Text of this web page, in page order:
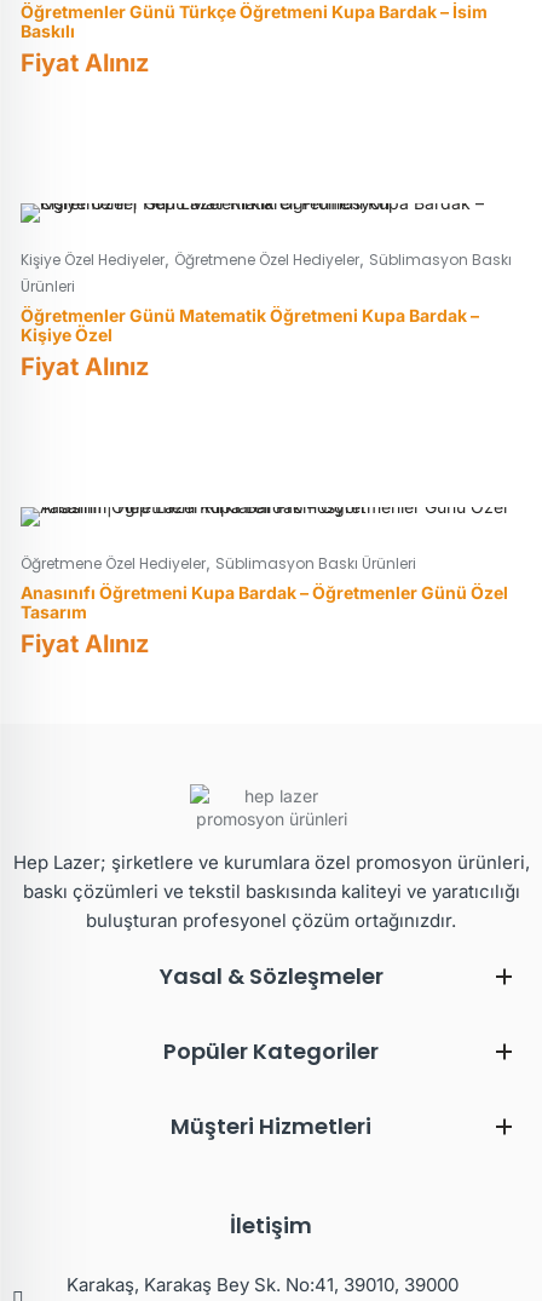
Öğretmenler Günü Türkçe Öğretmeni Kupa Bardak – İsim
Baskılı
Fiyat Alınız
Kişiye Özel Hediyeler, Öğretmene Özel Hediyeler, Süblimasyon Baskı
Ürünleri
Öğretmenler Günü Matematik Öğretmeni Kupa Bardak –
Kişiye Özel
Fiyat Alınız
Öğretmene Özel Hediyeler, Süblimasyon Baskı Ürünleri
Anasınıfı Öğretmeni Kupa Bardak – Öğretmenler Günü Özel
Tasarım
Fiyat Alınız
Hep Lazer; şirketlere ve kurumlara özel promosyon ürünleri,
baskı çözümleri ve tekstil baskısında kaliteyi ve yaratıcılığı
buluşturan profesyonel çözüm ortağınızdır.
Yasal & Sözleşmeler
Popüler Kategoriler
Müşteri Hizmetleri
İletişim
Karakaş, Karakaş Bey Sk. No:41, 39010, 39000